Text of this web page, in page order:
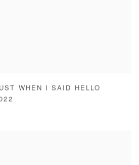
WHEN I SAID HELLO